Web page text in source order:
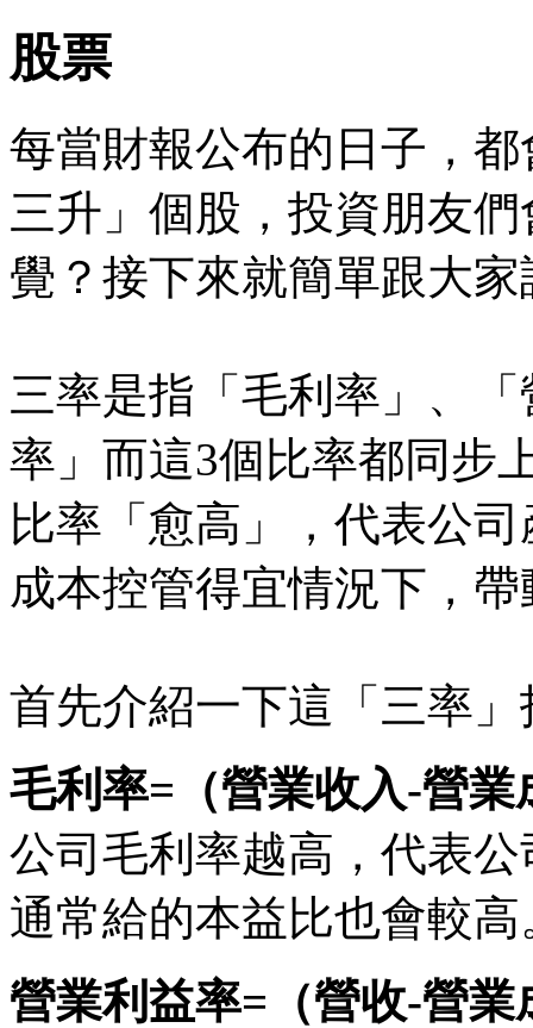
股票
每當財報公布的日子，
三升」個股，投資朋友
覺？接下來就簡單跟大
三率是指「毛利率」、
率」而這3個比率都同步
比率「愈高」，代表公
成本控管得宜情況下，
首先介紹一下這「三率
毛利率=（營業收入-營
公司毛利率越高，代表
通常給的本益比也會較高
營業利益率=（營收-營業